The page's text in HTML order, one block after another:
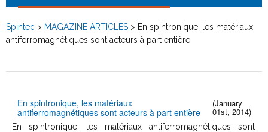
Spintec > MAGAZINE ARTICLES > En spintronique, les matériaux
antiferromagnétiques sont acteurs à part entière
En spintronique, les matériaux
antiferromagnétiques sont acteurs à part entière
(January
01st, 2014)
En spintronique, les matériaux antiferromagnétiques sont